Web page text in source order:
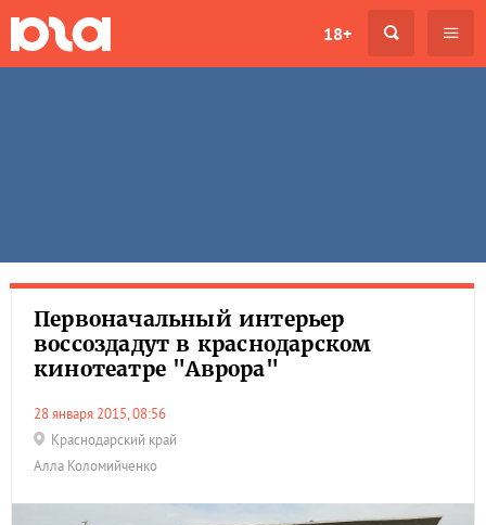
18+
Первоначальный интерьер
воссоздадут в краснодарском
кинотеатре "Аврора"
28 января 2015, 08:56
Краснодарский край
Алла Коломийченко